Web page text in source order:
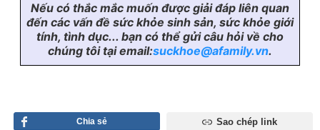
Nếu có thắc mắc muốn được giải đáp liên quan
đến các vấn đề sức khỏe sinh sản, sức khỏe giới
tính, tình dục... bạn có thể gửi câu hỏi về cho
chúng tôi tại email:suckhoe@afamily.vn.
Chia sẻ Sao chép link